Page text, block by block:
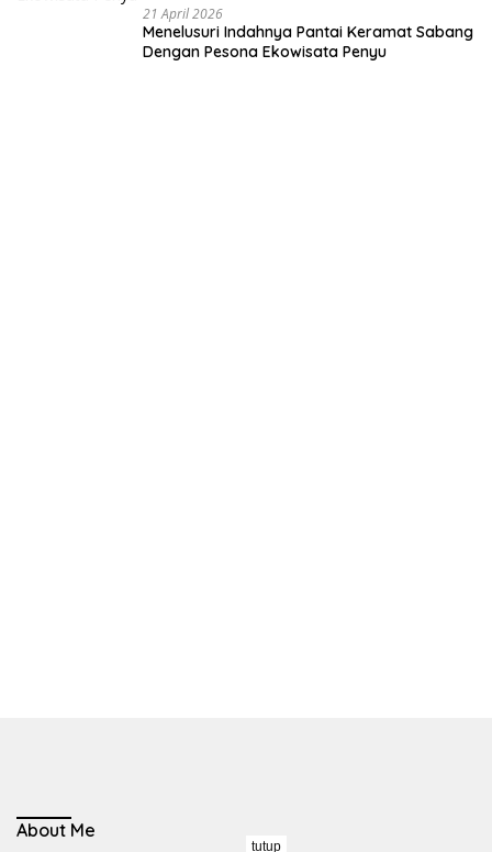
21 April 2026
Menelusuri Indahnya Pantai Keramat Sabang
Dengan Pesona Ekowisata Penyu
About Me
tutup